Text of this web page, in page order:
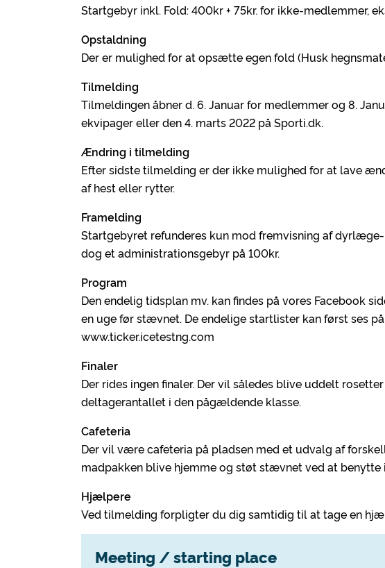
Startgebyr inkl. Fold: 400kr + 75kr. for ikke-medlemmer,
Opstaldning
Der er mulighed for at opsætte egen fold (Husk
Tilmelding
Tilmeldingen åbner d. 6. Januar for medlemmer og 8.
ekvipager eller den 4. marts 2022 på Sporti.dk.
Ændring i tilmelding
Efter sidste tilmelding er der ikke mulighed for at lave
af hest eller rytter.
Framelding
Startgebyret refunderes kun mod fremvisning af
dog et administrationsgebyr på 100kr.
Program
Den endelig tidsplan mv. kan findes på vores Facebook
en uge før stævnet. De endelige startlister kan først ses
www.ticker.icetestng.com
Finaler
Der rides ingen finaler. Der vil således blive uddelt
deltagerantallet i den pågældende klasse.
Cafeteria
Der vil være cafeteria på pladsen med et udvalg af
madpakken blive hjemme og støt stævnet ved at benytte
Hjælpere
Ved tilmelding forpligter du dig samtidig til at tage en
Meeting / starting place